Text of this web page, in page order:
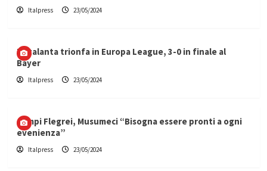
Italpress 23/05/2024
L’Atalanta trionfa in Europa League, 3-0 in finale al
Bayer
Italpress 23/05/2024
Campi Flegrei, Musumeci “Bisogna essere pronti a ogni
evenienza”
Italpress 23/05/2024